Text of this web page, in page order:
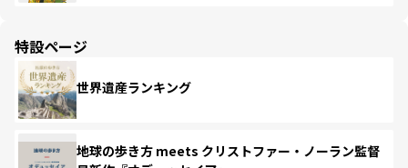
特設ページ
世界遺産ランキング
地球の歩き方 meets クリストファー・ノーラン監督